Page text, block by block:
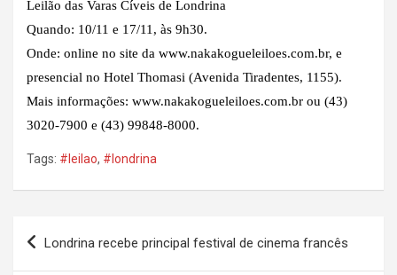
Leilão das Varas Cíveis de Londrina
Quando: 10/11 e 17/11, às 9h30.
Onde: online no site da www.nakakogueleiloes.com.br, e
presencial no Hotel Thomasi (Avenida Tiradentes, 1155).
Mais informações: www.nakakogueleiloes.com.br ou (43)
3020-7900 e (43) 99848-8000.
Tags: #leilao, #londrina
Londrina recebe principal festival de cinema francês